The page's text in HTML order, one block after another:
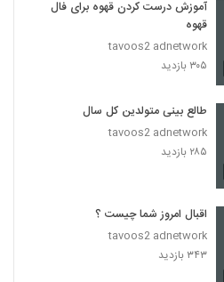
آموزش درست کردن قهوه برای فال
قهوه
tavoos2 adnetwork
۳۰۵ بازدید
طالع بینی متولدین کل سال
tavoos2 adnetwork
۲۸۵ بازدید
اقبال امروز شما چیست ؟
tavoos2 adnetwork
۳۴۳ بازدید